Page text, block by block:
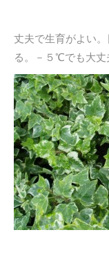
丈夫で生育がよい
る。－５℃でも大丈